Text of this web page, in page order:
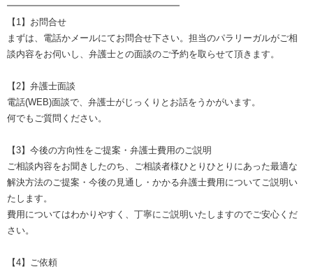
━━━━━━━━━━━━━━━━━━━
【1】お問合せ
まずは、電話かメールにてお問合せ下さい。担当のパラリーガルがご相
談内容をお伺いし、弁護士との面談のご予約を取らせて頂きます。
【2】弁護士面談
電話(WEB)面談で、弁護士がじっくりとお話をうかがいます。
何でもご質問ください。
【3】今後の方向性をご提案・弁護士費用のご説明
ご相談内容をお聞きしたのち、ご相談者様ひとりひとりにあった最適な
解決方法のご提案・今後の見通し・かかる弁護士費用についてご説明い
たします。
費用についてはわかりやすく、丁寧にご説明いたしますのでご安心くだ
さい。
【4】ご依頼